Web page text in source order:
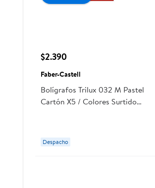
$2.390
Faber-Castell
Bolígrafos Trilux 032 M Pastel
Cartón X5 / Colores Surtido
Despacho